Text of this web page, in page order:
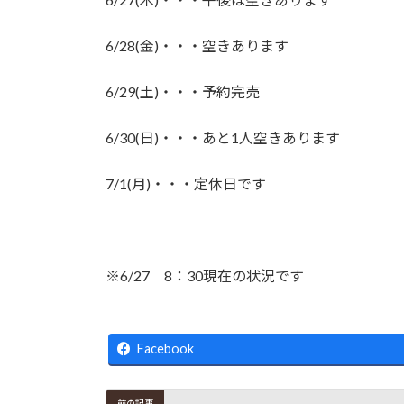
時
6/28(金)・・・空きあります
6/29(土)・・・予約完売
6/30(日)・・・あと1人空きあります
7/1(月)・・・定休日です
※6/27 8：30現在の状況です
Facebook